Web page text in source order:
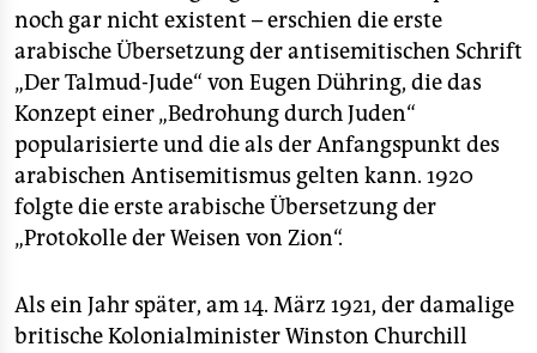
noch gar nicht existent – erschien die erste
arabische Übersetzung der antisemitischen Schrift
„Der Talmud-Jude“ von Eugen Dühring, die das
Konzept einer „Bedrohung durch Juden“
popularisierte und die als der Anfangspunkt des
arabischen Antisemitismus gelten kann. 1920
folgte die erste arabische Übersetzung der
„Protokolle der Weisen von Zion“.
Als ein Jahr später, am 14. März 1921, der damalige
britische Kolonialminister Winston Churchill